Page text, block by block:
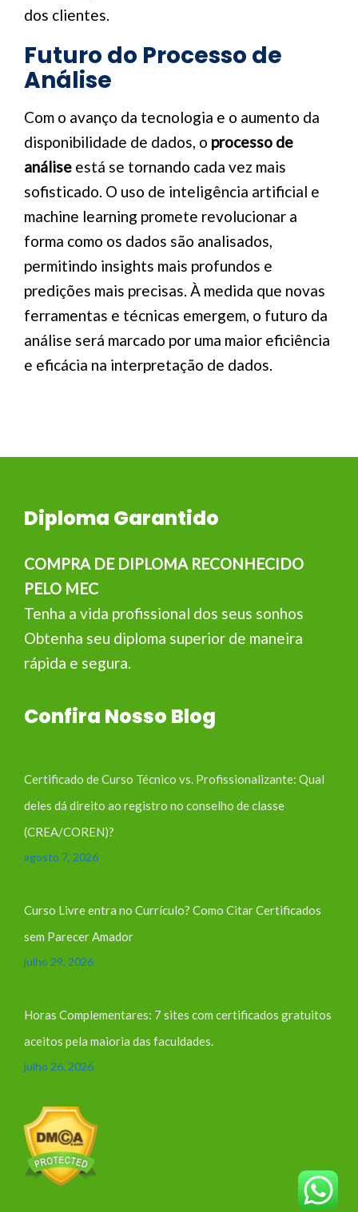
dos clientes.
Futuro do Processo de
Análise
Com o avanço da tecnologia e o aumento da
disponibilidade de dados, o processo de
análise está se tornando cada vez mais
sofisticado. O uso de inteligência artificial e
machine learning promete revolucionar a
forma como os dados são analisados,
permitindo insights mais profundos e
predições mais precisas. À medida que novas
ferramentas e técnicas emergem, o futuro da
análise será marcado por uma maior eficiência
e eficácia na interpretação de dados.
Diploma Garantido
COMPRA DE DIPLOMA RECONHECIDO
PELO MEC
Tenha a vida profissional dos seus sonhos
Obtenha seu diploma superior de maneira
rápida e segura.
Confira Nosso Blog
Certificado de Curso Técnico vs. Profissionalizante: Qual
deles dá direito ao registro no conselho de classe
(CREA/COREN)?
agosto 7, 2026
Curso Livre entra no Currículo? Como Citar Certificados
sem Parecer Amador
julho 29, 2026
Horas Complementares: 7 sites com certificados gratuitos
aceitos pela maioria das faculdades.
julho 26, 2026